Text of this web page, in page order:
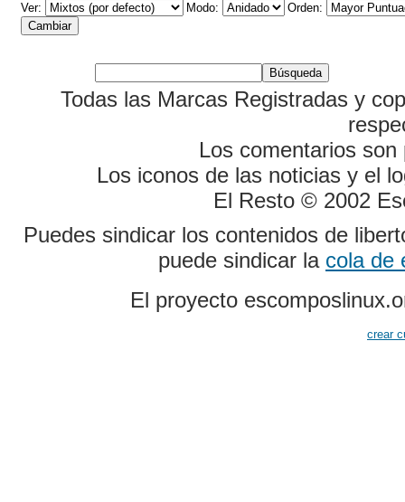
Ver:
Modo: Orden:
Todas las Marcas Registradas y
Los comentarios
Los iconos de las noticias y el
El Resto © 2002
Puedes sindicar los contenidos de
puede sindicar la cola de
El proyecto
crear